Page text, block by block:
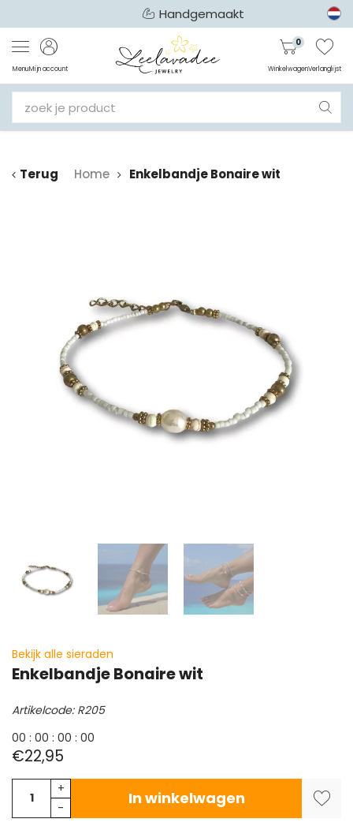
Handgemaakt
MenuMijn account
0
WinkelwagenVerlanglijst
Terug Home Enkelbandje Bonaire wit
Bekijk alle sieraden
Enkelbandje Bonaire wit
Artikelcode: R205
00 : 00 : 00 : 00
€22,95
+
-
In winkelwagen